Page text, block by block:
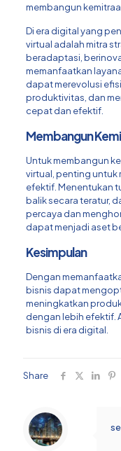
membangun
Di era digital yang
virtual adalah mitra
beradaptasi,
memanfaatkan
dapat merevolusi
produktivitas, dan
cepat dan efektif.
Membangun
Untuk membangun
virtual, penting untuk
efektif. Menentukan
balik secara teratur,
percaya dan
dapat menjadi aset
Kesimpulan
Dengan
bisnis dapat
meningkatkan
dengan lebih efektif.
bisnis di era digital.
Share